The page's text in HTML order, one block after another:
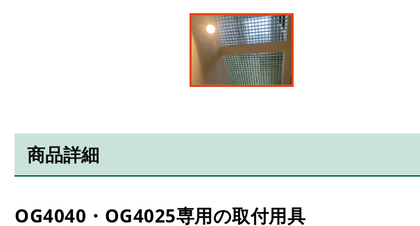
商品詳細
OG4040・OG4025専用の取付用具